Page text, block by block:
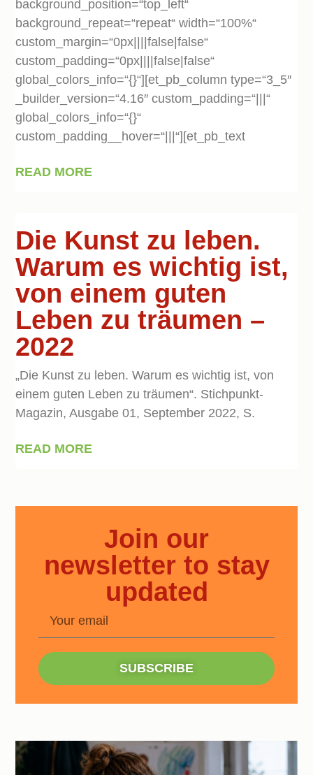
background_position=“top_left“
background_repeat=“repeat“ width=“100%“
custom_margin=“0px||||false|false“
custom_padding=“0px||||false|false“
global_colors_info=“{}“][et_pb_column type=“3_5″
_builder_version=“4.16″ custom_padding=“|||“
global_colors_info=“{}“
custom_padding__hover=“|||“][et_pb_text
READ MORE
Die Kunst zu leben.
Warum es wichtig ist,
von einem guten
Leben zu träumen –
2022
„Die Kunst zu leben. Warum es wichtig ist, von
einem guten Leben zu träumen“. Stichpunkt-
Magazin, Ausgabe 01, September 2022, S.
READ MORE
Join our
newsletter to stay
updated
SUBSCRIBE